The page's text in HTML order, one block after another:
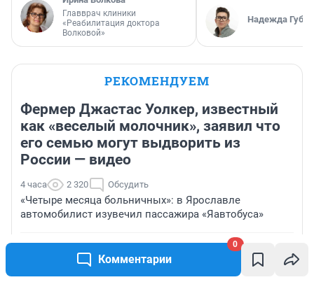
Комментарии
0
Главврач клиники
«Реабилитация доктора
Волковой»
Надежда
РЕКОМЕНДУЕМ
Фермер Джастас Уолкер, известный
как «веселый молочник», заявил что
его семью могут выдворить из
России — видео
4 часа 2 320 Обсудить
«Четыре месяца больничных»: в Ярославле
автомобилист изувечил пассажира «Яавтобуса»
«Нашел Наденьку, а у нее пробита голова». Мужчина
рассказал, как потерял жену при атаке БПЛА в
Архипо-Осиповке